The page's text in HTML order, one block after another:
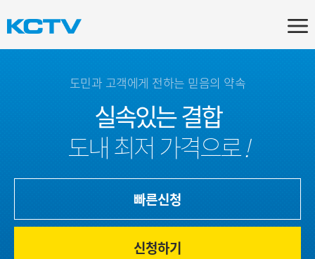
도민과 고객에게 전하는 믿음의 약속
실속있는 결합
도내 최저 가격으로!
빠른신청
신청하기